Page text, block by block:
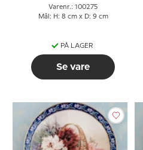
Varenr.: 100275
Mål: H: 8 cm x D: 9 cm
PÅ LAGER
Se vare